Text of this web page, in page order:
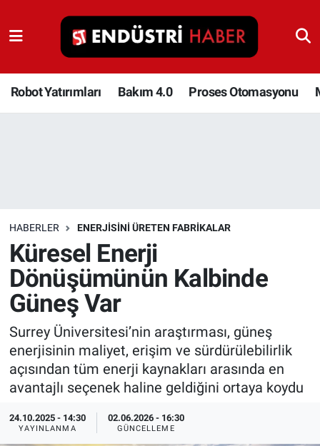
Robot Yatırımları Bakım 4.0 Proses Otomasyonu
HABERLER ENERJISINI ÜRETEN FABRIKALAR
Küresel Enerji
Dönüşümünün Kalbinde
Güneş Var
Surrey Üniversitesi’nin araştırması, güneş
enerjisinin maliyet, erişim ve sürdürülebilirlik
açısından tüm enerji kaynakları arasında en
avantajlı seçenek haline geldiğini ortaya koydu
24.10.2025 - 14:30
YAYINLANMA
02.06.2026 - 16:30
GÜNCELLEME
Robot Yatırımları
Bakım 4.0
Depolama Çözümleri
İnşaat ve Malzeme
HaberOrtak
EndüstriST
Enerjisini Üreten Fabrikalar
Endüstri 4.0 Uygulamaları